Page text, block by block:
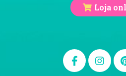
Loja